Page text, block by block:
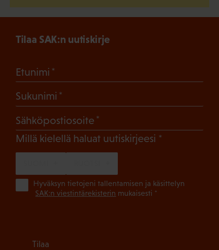
Tilaa SAK:n uutiskirje
Etunimi
Sukunimi
Sähköpostiosoite
Millä kielellä haluat uutiskirjeesi (Pakollinen)
Hyväksyn tietojeni tallentamisen ja käsittelyn
SAK:n viestintärekisterin mukaisesti *
Tilaa